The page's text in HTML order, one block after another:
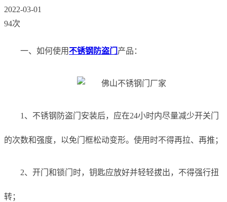
2022-03-01
94次
一、如何使用不锈钢防盗门 产品：
1、不锈钢防盗门安装后，应在24小时内尽量减少开关门
的次数和强度，以免门框松动变形。使用时不得再拉、再推；
2、开门和锁门时，钥匙应放好并轻轻拔出，不得强行扭
转；